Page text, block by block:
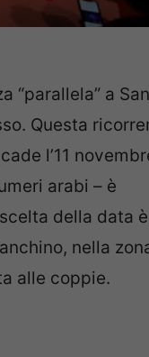
“parallela” a San
Questa
l’11
arabi – è
della data è
nella
alle coppie.